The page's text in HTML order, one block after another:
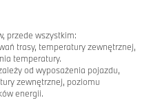
przede wszystkim:
trasy, temperatury zewnętrznej,
temperatury.
od wyposażenia pojazdu,
zewnętrznej, poziomu
energii.